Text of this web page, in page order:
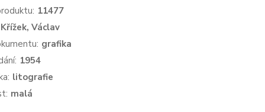
11477
Křížek, Václav
grafika
1954
litografie
malá